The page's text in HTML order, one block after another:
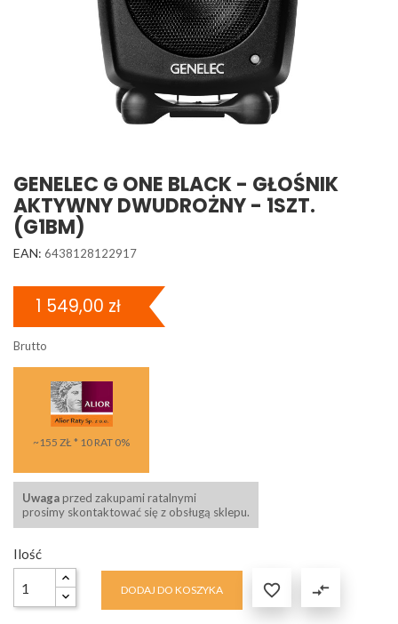
GENELEC G ONE BLACK - GŁOŚNIK
AKTYWNY DWUDROŻNY - 1SZT.
(G1BM)
EAN: 6438128122917
1 549,00 zł
Brutto
~155 ZŁ * 10 RAT 0%
Uwaga przed zakupami ratalnymi
prosimy skontaktować się z obsługą sklepu.
Ilość
DODAJ DO KOSZYKA  compare_arrows